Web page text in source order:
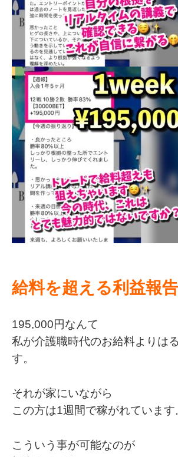
給料を超える利益報
195,000円なんて
私が介護職時代のお給料よりは
す。
それが家にいながら
この方は1週間で稼がれています
こういう事が可能なのが